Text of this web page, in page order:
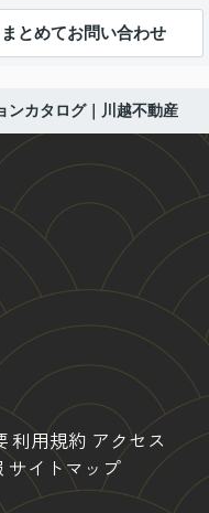
まとめてお問い合わせ
ンカタログ｜川越不動産
利用規約 アクセス
サイトマップ